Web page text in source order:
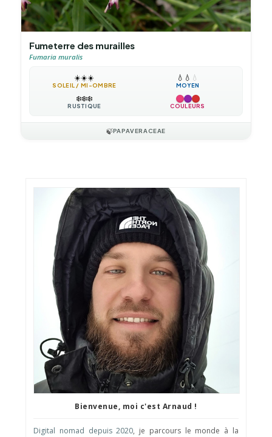
Fumeterre des murailles
Fumaria muralis
☀️☀️☀️
SOLEIL / MI-OMBRE
💧 💧 💧
MOYEN
❄️❄️❄️
RUSTIQUE COULEURS
🍃PAPAVERACEAE
Bienvenue, moi c'est Arnaud !
Digital nomad depuis 2020, je parcours le monde à la